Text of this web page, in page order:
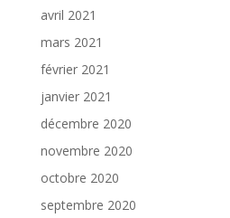
avril 2021
mars 2021
février 2021
janvier 2021
décembre 2020
novembre 2020
octobre 2020
septembre 2020